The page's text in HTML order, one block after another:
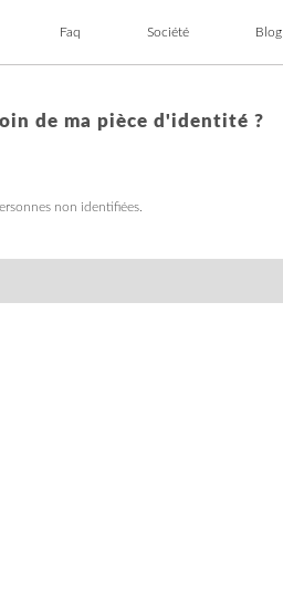
Faq Société Blog
de ma pièce d'identité ?
non identifiées.